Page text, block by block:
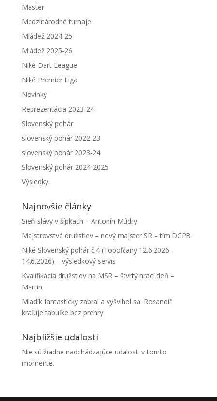
Master
Medzinárodné turnaje
Mládež 2024-25
Mládež 2025-26
Niké Dart League
Niké Premier Liga
Novinky
Reprezentácia 2023-24
Slovenský pohár
slovenský pohár 2022-23
slovenský pohár 2023-24
Slovenský pohár 2024-2025
Výsledky
Najnovšie články
Sieň slávy v šípkach – Antonín Múdry
Majstrovstvá družstiev – nový majster SR – tím DCPB
Niké Slovenský pohár č.4 (Topoľčany 12.6.2026 –
14.6.2026) – výsledkový servis
Kvalifikácia družstiev na MSR – štvrtý hrací deň –
Martin
Mladík fantasticky zabral a vyšvihol sa. Rosandič
kraľuje tabuľke bez prehry
Najbližšie udalosti
Nie sú žiadne nadchádzajúce udalosti v tomto
momente.